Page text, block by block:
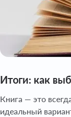
Итоги: как
Книга — это
идеальный